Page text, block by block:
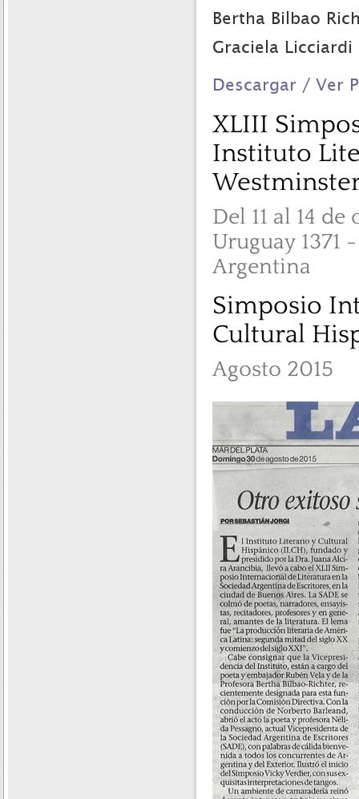
Bertha Bilbao
Graciela Licciardi
Descargar / Ver
XLIII
Instituto
Del 11 al 14
Uruguay 1371
Argentina
Simposio
Cultural
Agosto 2015